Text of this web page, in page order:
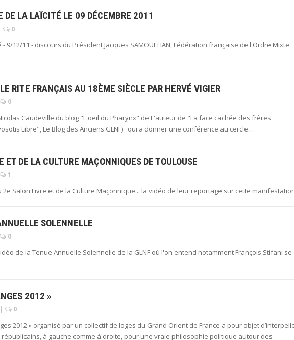
DE LA LAÏCITÉ LE 09 DÉCEMBRE 2011
0
9/12/11 - discours du Président Jacques SAMOUELIAN, Fédération française de l'Ordre Mixte
RITE FRANÇAIS AU 18ÈME SIÈCLE PAR HERVÉ VIGIER
0
Caudeville du blog "L'oeil du Pharynx" de L'auteur de "La face cachée des frères
Libre", Le Blog des Anciens GLNF) qui a donner une conférence au cercle…
ET DE LA CULTURE MAÇONNIQUES DE TOULOUSE
1
2e Salon Livre et de la Culture Maçonnique... la vidéo de leur reportage sur cette
SOLENNELLE
0
de la Tenue Annuelle Solennelle de la GLNF où l'on entend notamment François Stifani se
2012 »
|
0
2012 » organisé par un collectif de loges du Grand Orient de France a pour objet
à gauche comme à droite, pour une vraie philosophie politique autour des